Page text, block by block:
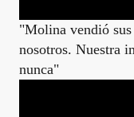
"Molina vendió
nosotros. Nuestra
nunca"